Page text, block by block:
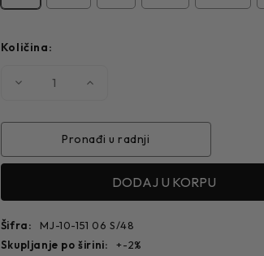
Količina:
Smanjite
10-
Povećajte
10-
151
Pronađi u radnji
Šifra: MJ-10-151 06 S/48
skupljanje po širini: +-2%